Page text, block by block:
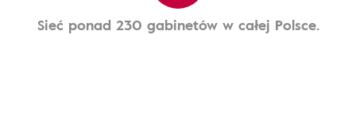
Sieć ponad 230 gabinetów w całej Polsce.